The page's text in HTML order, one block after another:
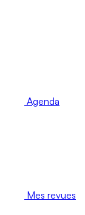
Agenda
Mes revues